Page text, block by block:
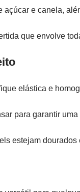
açúcar e canela,
que envolve
elástica e
para garantir
estejam dourados